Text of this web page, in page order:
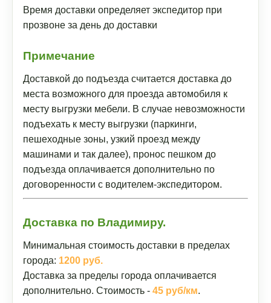
Время доставки определяет экспедитор при
прозвоне за день до доставки
Примечание
Доставкой до подъезда считается доставка до
места возможного для проезда автомобиля к
месту выгрузки мебели. В случае невозможности
подъехать к месту выгрузки (паркинги,
пешеходные зоны, узкий проезд между
машинами и так далее), пронос пешком до
подъезда оплачивается дополнительно по
договоренности с водителем-экспедитором.
Доставка по Владимиру.
Минимальная стоимость доставки в пределах
города: 1200 руб.
Доставка за пределы города оплачивается
дополнительно. Стоимость - 45 руб/км.